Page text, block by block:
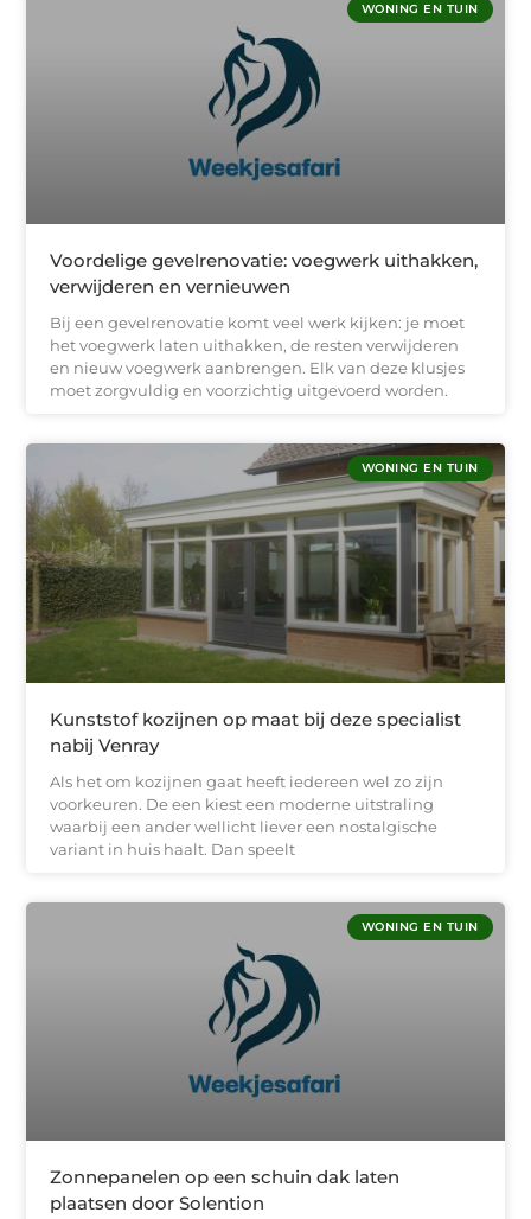
WONING EN TUIN
Voordelige gevelrenovatie: voegwerk uithakken,
verwijderen en vernieuwen
Bij een gevelrenovatie komt veel werk kijken: je moet
het voegwerk laten uithakken, de resten verwijderen
en nieuw voegwerk aanbrengen. Elk van deze klusjes
moet zorgvuldig en voorzichtig uitgevoerd worden.
WONING EN TUIN
Kunststof kozijnen op maat bij deze specialist
nabij Venray
Als het om kozijnen gaat heeft iedereen wel zo zijn
voorkeuren. De een kiest een moderne uitstraling
waarbij een ander wellicht liever een nostalgische
variant in huis haalt. Dan speelt
WONING EN TUIN
Zonnepanelen op een schuin dak laten
plaatsen door Solention